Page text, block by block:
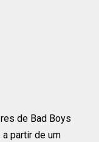
de Bad Boys
a partir de um